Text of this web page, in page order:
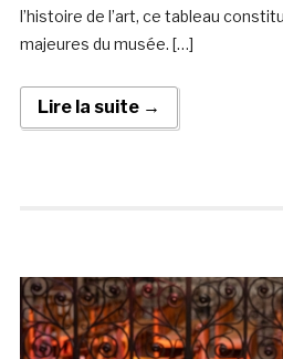
l’histoire de l’art, ce tableau
majeures du musée. […]
Lire la suite →